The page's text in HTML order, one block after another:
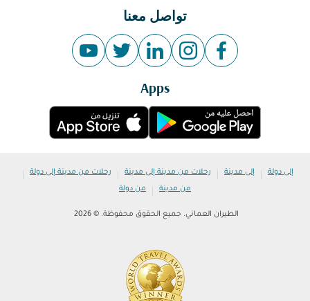
تواصل معنا
Apps
إلى دولة | إلى مدينة | رحلات من مدينة إلى مدينة | رحلات من مدينة إلى دولة |
من مدينة | من دولة
الطيران العماني. جميع الحقوق محفوظة. © 2026